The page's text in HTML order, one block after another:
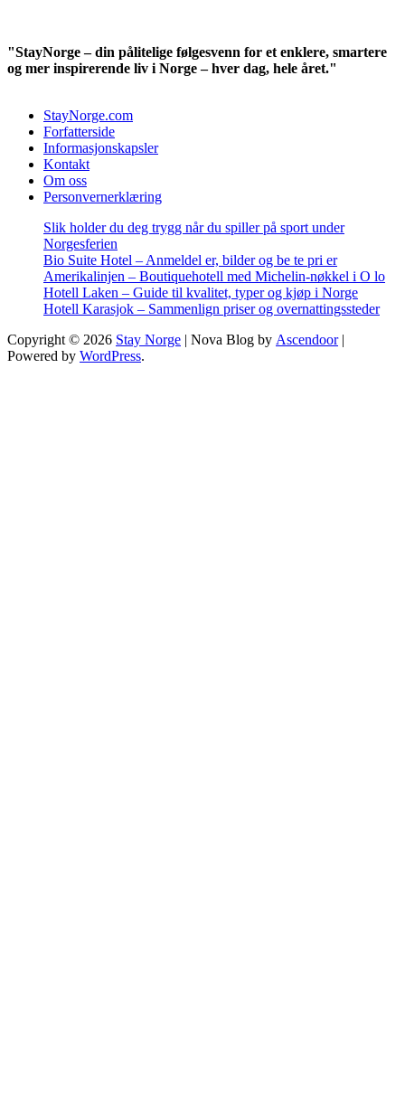
"StayNorge – din pålitelige følgesvenn for et enklere, smartere
og mer inspirerende liv i Norge – hver dag, hele året."
StayNorge.com
Forfatterside
Informasjonskapsler
Kontakt
Om oss
Personvernerklæring
Slik holder du deg trygg når du spiller på sport under
Norgesferien
Bio Suite Hotel – Anmeldel er, bilder og be te pri er
Amerikalinjen – Boutiquehotell med Michelin-nøkkel i O lo
Hotell Laken – Guide til kvalitet, typer og kjøp i Norge
Hotell Karasjok – Sammenlign priser og overnattingssteder
Copyright © 2026 Stay Norge | Nova Blog by Ascendoor|
Powered by WordPress.